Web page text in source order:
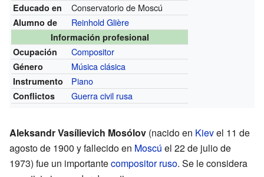
Educado en
Conservatorio de Moscú
Alumno de Reinhold Glière
Información profesional
Ocupación
Compositor
Género Música clásica
Instrumento Piano
Conflictos Guerra civil rusa
Aleksandr Vasílievich Mosólov (nacido en Kievel 11 de
agosto de 1900 y fallecido en Moscú el 22 de julio de
1973) fue un importantecompositor ruso. Se le considera